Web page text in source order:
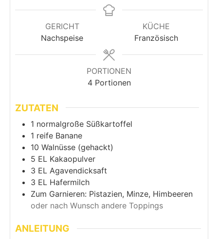
GERICHT
Nachspeise
KÜCHE
Französisch
PORTIONEN
4 Portionen
ZUTATEN
1 normalgroße Süßkartoffel
1 reife Banane
10 Walnüsse (gehackt)
5 EL Kakaopulver
3 EL Agavendicksaft
3 EL Hafermilch
Zum Garnieren: Pistazien, Minze, Himbeeren
oder nach Wunsch andere Toppings
ANLEITUNG